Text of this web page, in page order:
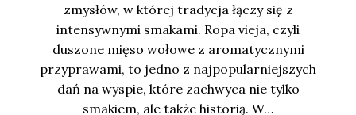
zmysłów, w której tradycja łączy się z
intensywnymi smakami. Ropa vieja, czyli
duszone mięso wołowe z aromatycznymi
przyprawami, to jedno z najpopularniejszych
dań na wyspie, które zachwyca nie tylko
smakiem, ale także historią. W…